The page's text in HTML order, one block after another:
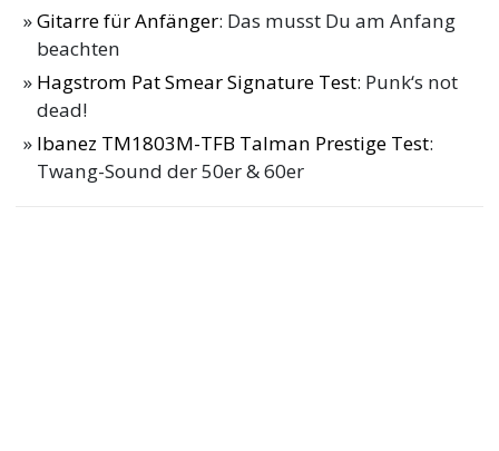
Gitarre für Anfänger: Das musst Du am Anfang
beachten
Hagstrom Pat Smear Signature Test: Punk‘s not
dead!
Ibanez TM1803M-TFB Talman Prestige Test:
Twang-Sound der 50er & 60er